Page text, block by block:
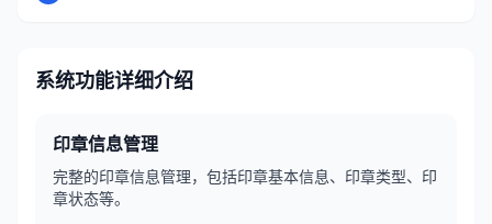
系统功能详细介绍
印章信息管理
完整的印章信息管理，包括印章基本信息、印章类型、印
章状态等。